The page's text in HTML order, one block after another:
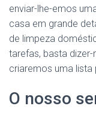
enviar-lhe-emos
casa em grande
de limpeza
tarefas, basta
criaremos uma lista
O nosso